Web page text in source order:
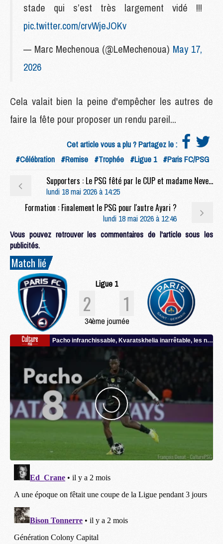
stade qui s’est très largement vidé !!!
pic.twitter.com/crvWjeJOKv
— Marc Mechenoua (@LeMechenoua) May 17,
2026
Cela valait bien la peine d'empêcher les autres de
faire la fête pour proposer un rendu pareil...
Cet article vous a plu ? Partagez le :
#Célébration #Remise #Trophée #Ligue 1 #Paris FC/PSG
Supporters : Le PSG fêté par le CUP et madame Neves après le derby
lundi 18 mai 2026 à 14:25
Formation : Finalement le PSG pour l'autre Ayari ?
lundi 18 mai 2026 à 12:46
Vous pouvez retrouver les commentaires de l'article sous les
publicités.
Match lié
Ligue 1
2 1
34ème journée